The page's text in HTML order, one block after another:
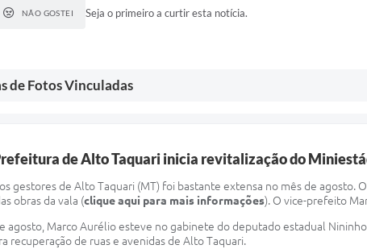
NÃO GOSTEI Seja o primeiro a curtir esta notícia.
de Fotos Vinculadas
de Alto Taquari inicia revitalização do
gestores de Alto Taquari (MT) foi bastante extensa no mês de agosto.
obras da vala (clique aqui para mais informações). O vice-prefeito
agosto, Marco Aurélio esteve no gabinete do deputado estadual
recuperação de ruas e avenidas de Alto Taquari.